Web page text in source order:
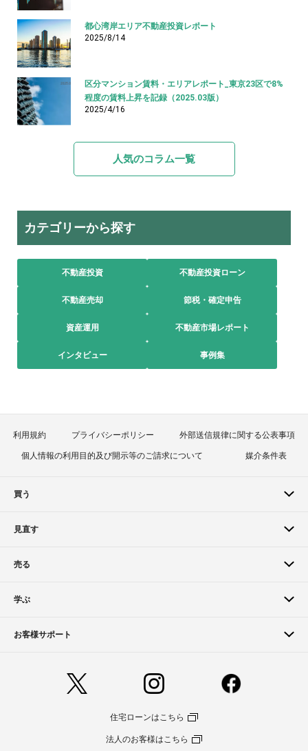
都心湾岸エリア不動産投資レポート
2025/8/14
区分マンション賃料・エリアレポート_東京23区で8%
程度の賃料上昇を記録（2025.03版）
2025/4/16
人気のコラム一覧
カテゴリーから探す
不動産投資 不動産投資ローン
不動産売却 節税・確定申告
資産運用 不動産市場レポート
インタビュー 事例集
利用規約 プライバシーポリシー 外部送信規律に関する公表事項
個人情報の利用目的及び開示等のご請求について 媒介条件表
買う
見直す
売る
学ぶ
お客様サポート
住宅ローンはこちら
法人のお客様はこちら